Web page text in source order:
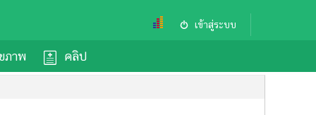
เข้าสู่ระบบ
ภาพ คลิป